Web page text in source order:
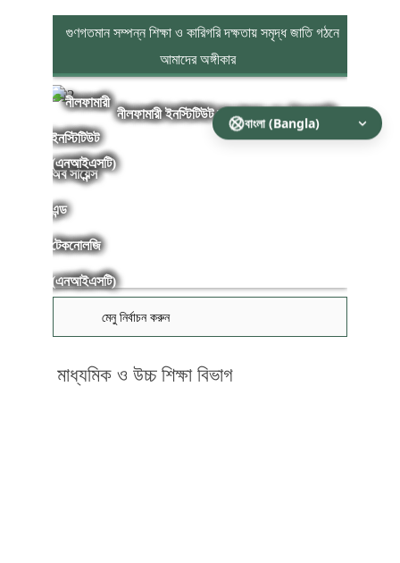
গুণগতমান সম্পন্ন শিক্ষা ও কারিগরি দক্ষতায় সমৃদ্ধ জাতি গঠনে
আমাদের অঙ্গীকার
নীলফামারী ইনস্টিটিউট অব সায়েন্স এন্ড টেকনোলজি
(এনআইএসটি)
মেনু নির্বাচন করুন
মাধ্যমিক ও উচ্চ শিক্ষা বিভাগ